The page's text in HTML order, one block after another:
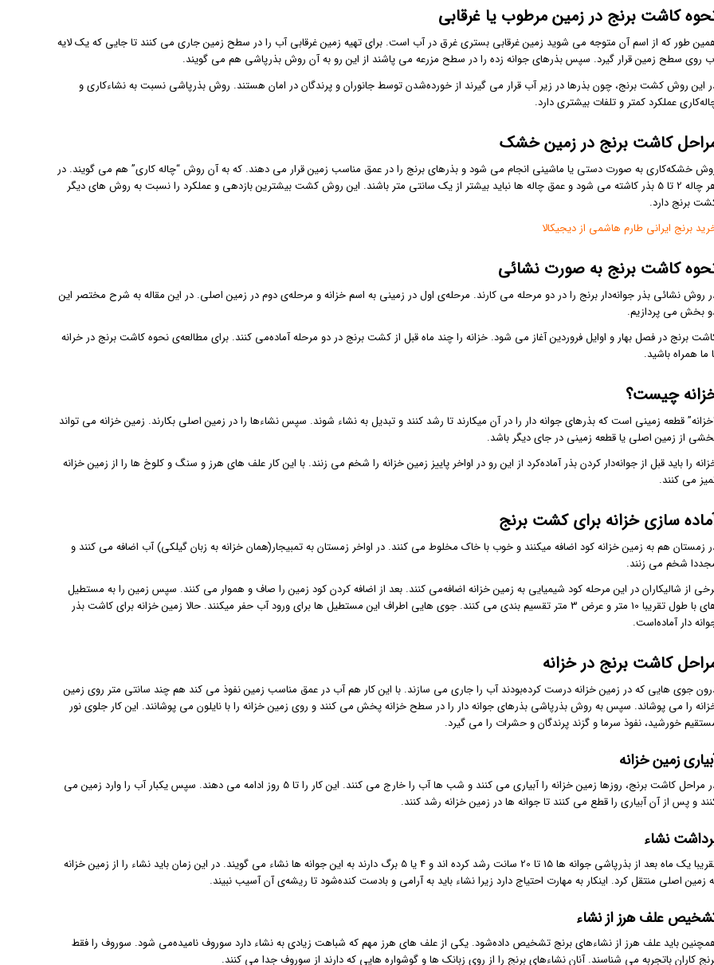
کاشت برنج در زمین مرطوب یا غرقابی
طور که از اسم آن متوجه می شوید زمین غرقابی بستری غرق در آب است. برای تهیه زمین غرقابی آب را در سطح زمین جاری می کنند تا جایی که یک لایه
روی سطح زمین قرار گیرد. سپس بذرهای جوانه زده را در سطح مزرعه می پاشند از این رو به آن روش بذرپاشی هم می گویند.
این روش کشت برنج، چون بذرها در زیر آب قرار می گیرند از خورده‌شدن توسط جانوران و پرندگان در امان هستند. روش بذرپاشی نسبت به نشاءکاری و
عملکرد کمتر و تلفات بیشتری دارد.
کاشت برنج در زمین خشک
خشکه‌کاری به صورت دستی یا ماشینی انجام می شود و بذرهای برنج را در عمق مناسب زمین قرار می دهند. که به آن روش “چاله کاری” هم می گویند. در
هر چاله 2 تا 5 بذر کاشته می شود و عمق چاله ها نباید بیشتر از یک سانتی متر باشند. این روش کشت بیشترین بازدهی و عملکرد را نسبت به روش های دیگر
برنج دارد.
برنج ایرانی طارم هاشمی از دیجیکالا
کاشت برنج به صورت نشائی
روش نشائی بذر جوانه‌دار برنج را در دو مرحله می کارند. مرحله‌ی اول در زمینی به اسم خزانه و مرحله‌ی دوم در زمین اصلی. در این مقاله به شرح مختصر این
بخش می پردازیم.
برنج در فصل بهار و اوایل فروردین آغاز می شود. خزانه را چند ماه قبل از کشت برنج در دو مرحله آماده‌می کنند. برای مطالعه‌ی نحوه کاشت برنج در خرانه
ما همراه باشید.
چیست؟
قطعه زمینی است که بذرهای جوانه دار را در آن میکارند تا رشد کنند و تبدیل به نشاء شوند. سپس نشاءها را در زمین اصلی بکارند. زمین خزانه می تواند
از زمین اصلی یا قطعه زمینی در جای دیگر باشد.
را باید قبل از جوانه‌دار کردن بذر آماده‌کرد از این رو در اواخر پاییز زمین خزانه را شخم می زنند. با این کار علف های هرز و سنگ و کلوخ ها را از زمین خزانه
می کنند.
سازی خزانه برای کشت برنج
زمستان هم به زمین خزانه کود اضافه میکنند و خوب با خاک مخلوط می کنند. در اواخر زمستان به تمبیجار(همان خزانه به زبان گیلکی) آب اضافه می کنند و
شخم می زنند.
از شالیکاران در این مرحله کود شیمیایی به زمین خزانه اضافه‌می کنند. بعد از اضافه کردن کود زمین را صاف و هموار می کنند. سپس زمین را به مستطیل
های با طول تقریبا 10 متر و عرض 3 متر تقسیم بندی می کنند. جوی هایی اطراف این مستطیل ها برای ورود آب حفر میکنند. حالا زمین خزانه برای کاشت بذر
دار آماده‌است.
کاشت برنج در خزانه
جوی هایی که در زمین خزانه درست کرده‌بودند آب را جاری می سازند. با این کار هم آب در عمق مناسب زمین نفوذ می کند هم چند سانتی متر روی زمین
را می پوشاند. سپس به روش بذرپاشی بذرهای جوانه دار را در سطح خزانه پخش می کنند و روی زمین خزانه را با نایلون می پوشانند. این کار جلوی نور
خورشید، نفوذ سرما و گزند پرندگان و حشرات را می گیرد.
زمین خزانه
در مراحل کاشت برنج، روزها زمین خزانه را آبیاری می کنند و شب ها آب را خارج می کنند. این کار را تا 5 روز ادامه می دهند. سپس یکبار آب را وارد زمین می
و پس از آن آبیاری را قطع می کنند تا جوانه ها در زمین خزانه رشد کنند.
نشاء
تقریبا یک ماه بعد از بذرپاشی جوانه ها 15 تا 20 سانت رشد کرده اند و 4 یا 5 برگ دارند به این جوانه ها نشاء می گویند. در این زمان باید نشاء را از زمین خزانه
زمین اصلی منتقل کرد. اینکار به مهارت احتیاج دارد زیرا نشاء باید به آرامی و بادست کنده‌شود تا ریشه‌ی آن آسیب نبیند.
علف هرز از نشاء
باید علف هرز از نشاءهای برنج تشخیص داده‌شود. یکی از علف های هرز مهم که شباهت زیادی به نشاء دارد سوروف نامیده‌می شود. سوروف را فقط
کاران باتجربه می شناسند. آنان نشاءهای برنج را از روی زبانک ها و گوشواره هایی که دارند از سوروف جدا می کنند.